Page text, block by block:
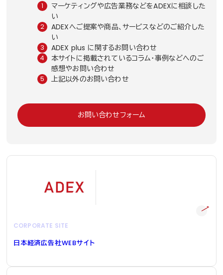
マーケティングや広告業務などをADEXに相談した
い
ADEXへご提案や商品、サービスなどのご紹介した
い
ADEX plus に関するお問い合わせ
本サイトに掲載されているコラム・事例などへのご
感想やお問い合わせ
上記以外のお問い合わせ
お問い合わせフォーム
CORPORATE SITE
日本経済広告社WEBサイト